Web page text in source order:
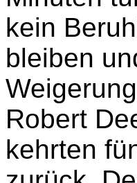
kein
bleiben
Robert
kehrten